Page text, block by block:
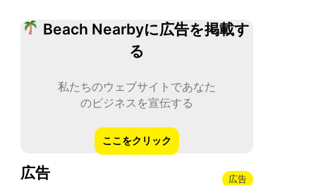
Beach Nearbyに広告を掲載す
る
私たちのウェブサイトであなた
のビジネスを宣伝する
ここをクリック
広告 広告